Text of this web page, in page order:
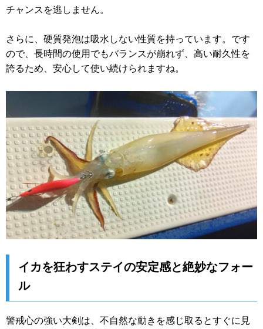
チャンスを逃しません。
さらに、硬質発泡は吸水しない性質を持っています。です
ので、長時間の使用でもバランスが崩れず、高い耐久性を
誇るため、安心して使い続けられますね。
イカを狂わすステイの安定感と絶妙なフォー
ル
警戒心の強い大剣は、不自然な動きを感じ取るとすぐに見